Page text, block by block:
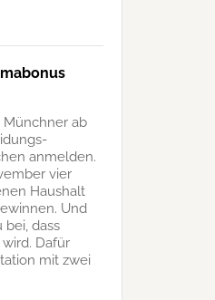
ab
anmelden.
vier
Haushalt
Und
bei, dass
Dafür
mit zwei